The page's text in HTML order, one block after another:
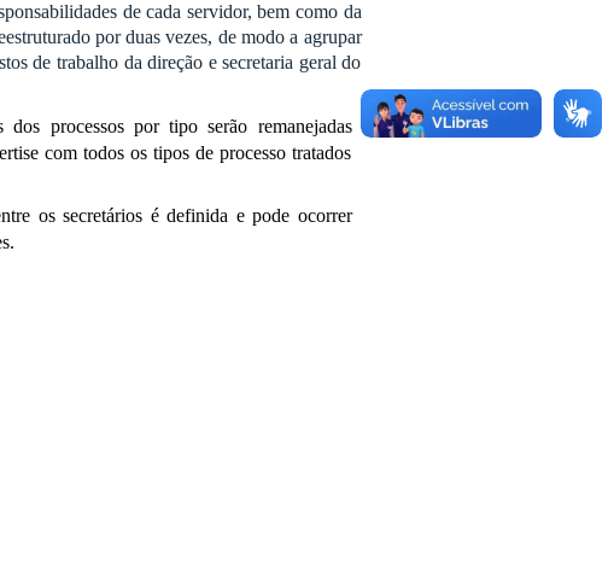
de cada servidor, bem como da
por duas vezes, de modo a agrupar
de trabalho da direção e secretaria geral do
processos por tipo serão remanejadas
com todos os tipos de processo tratados
os secretários é definida e pode ocorrer